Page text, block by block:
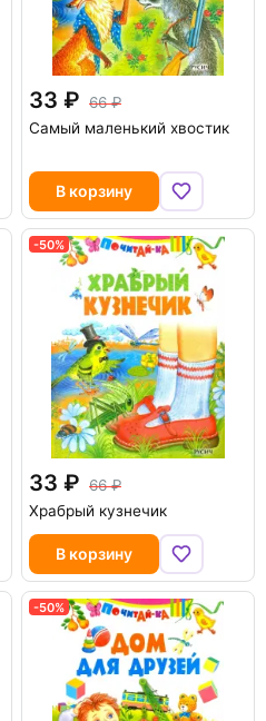
33
66
Самый маленький хвостик
В корзину
-50%
33
66
Храбрый кузнечик
В корзину
-50%